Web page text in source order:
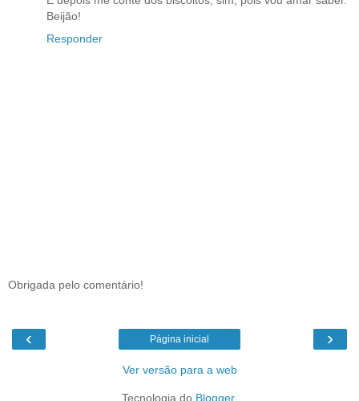
Beijão!
Responder
Obrigada pelo comentário!
‹ ›
Página inicial
Ver versão para a web
Tecnologia do Blogger.